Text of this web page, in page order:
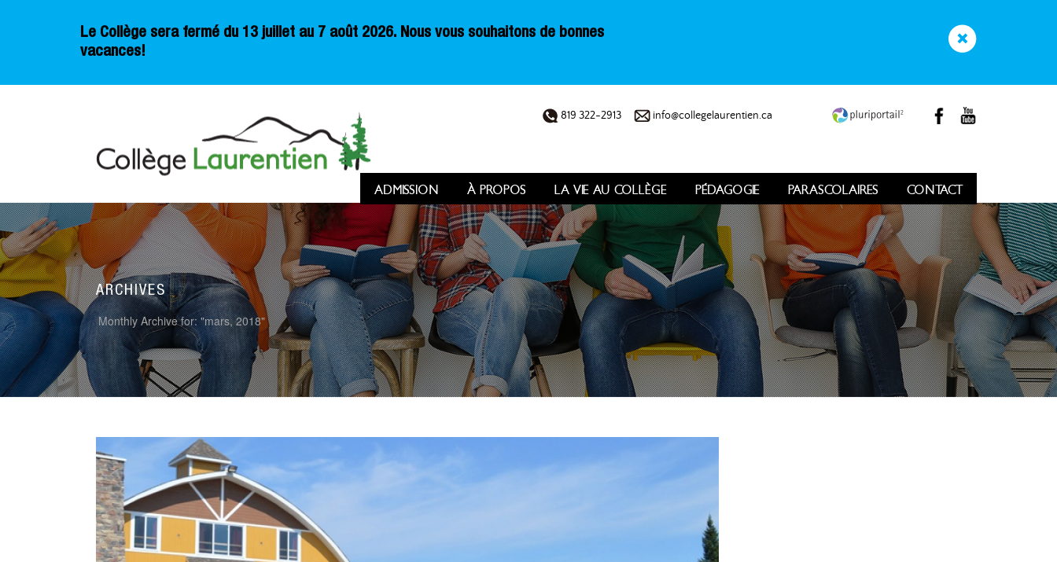
Le Collège sera fermé du 13 juillet au 7 août 2026. Nous vous souhaitons de bonnes
vacances!
819 322-2913 info@collegelaurentien.ca
ADMISSION À PROPOS LA VIE AU COLLÈGE PÉDAGOGIE PARASCOLAIRES CONTACT
ARCHIVES
Monthly Archive for: "mars, 2018"